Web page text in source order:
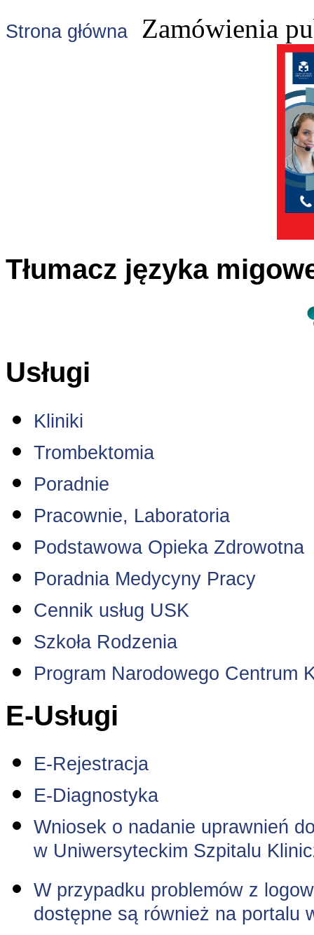
Strona główna Zamówienia
Tłumacz języka
Usługi
Kliniki
Trombektomia
Poradnie
Pracownie, Laboratoria
Podstawowa Opieka Zdrowotna
Poradnia Medycyny Pracy
Cennik usług USK
Szkoła Rodzenia
Program Narodowego Centrum
E-Usługi
E-Rejestracja
E-Diagnostyka
Wniosek o nadanie uprawnień
w Uniwersyteckim Szpitalu
W przypadku problemów z
dostępne są również na portalu